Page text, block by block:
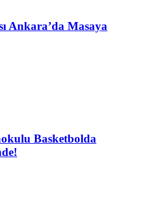
Ankara’da Masaya
Basketbolda